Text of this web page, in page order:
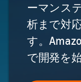
ーマンス
析まで対
す。
で開発を